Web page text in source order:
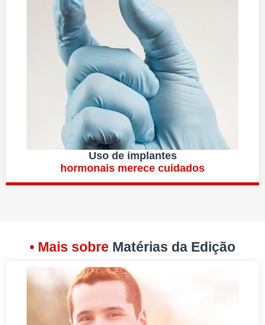
Uso de implantes
hormonais merece cuidados
• Mais sobre Matérias da Edição